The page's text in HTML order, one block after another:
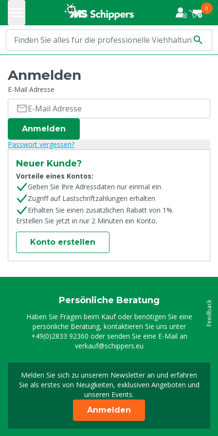
0
Anmelden
E-Mail Adresse
Anmelden
Passwort vergessen?
Neuer Kunde?
Vorteile eines Kontos:
Geben Sie Ihre Adressdaten nur einmal ein.
Zugriff auf Lastschriftzahlungen erhalten
Erhalten Sie einen zusätzlichen Rabatt von 1%.
Erstellen Sie jetzt in nur 2 Minuten ein Konto.
Konto erstellen
Persönliche Beratung
Haben Sie Fragen beim Kauf oder benötigen Sie eine
persönliche Beratung, kontaktieren Sie uns unter
+49(0)2833 92360 oder senden Sie eine E-Mail an
verkauf@schippers.eu
Melden Sie sich zu unserem Newsletter an und erfahren
Sie als erstes von Neuigkeiten, exklusiven Angeboten und
unseren Events.
Melden Sie sich für
Anmelden
Feedback